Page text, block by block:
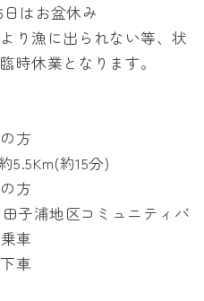
はお盆休み
り漁に出られない等、状
時休業となります。
方
5.5Km(約15分)
方
田子浦地区コミュニティバ
乗車
車